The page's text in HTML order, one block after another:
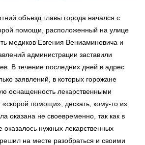
объезд главы города начался с
помощи, расположенный на улице
медиков Евгения Вениаминовича и
администрации заставили
В течение последних дней в адрес
заявлений, в которых горожане
оснащенность лекарственными
помощи», дескать, кому-то из
оказана не своевременно, так как в
оказалось нужных лекарственных
на месте разобраться и своими